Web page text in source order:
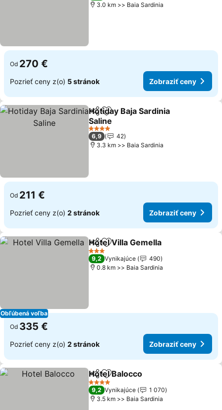
3.0 km >> Baia Sardinia
Od 270 €
Pozrieť ceny z(o) 5 stránok Zobraziť ceny
ZdieľaťPridať do obľúbených
Hotiday Baja Sardinia
Saline
4 Počet hviezdičiek
6,9
42
3.3 km >> Baia Sardinia
Od 211 €
Pozrieť ceny z(o) 2 stránok Zobraziť ceny
Obľúbená voľba
ZdieľaťPridať do obľúbených
Hotel Villa Gemella
3 Počet hviezdičiek
9,2 Vynikajúce
490
0.8 km >> Baia Sardinia
Od 335 €
Pozrieť ceny z(o) 2 stránok Zobraziť ceny
ZdieľaťPridať do obľúbených
Hotel Balocco
4 Počet hviezdičiek
9,2 Vynikajúce
1 070
3.5 km >> Baia Sardinia